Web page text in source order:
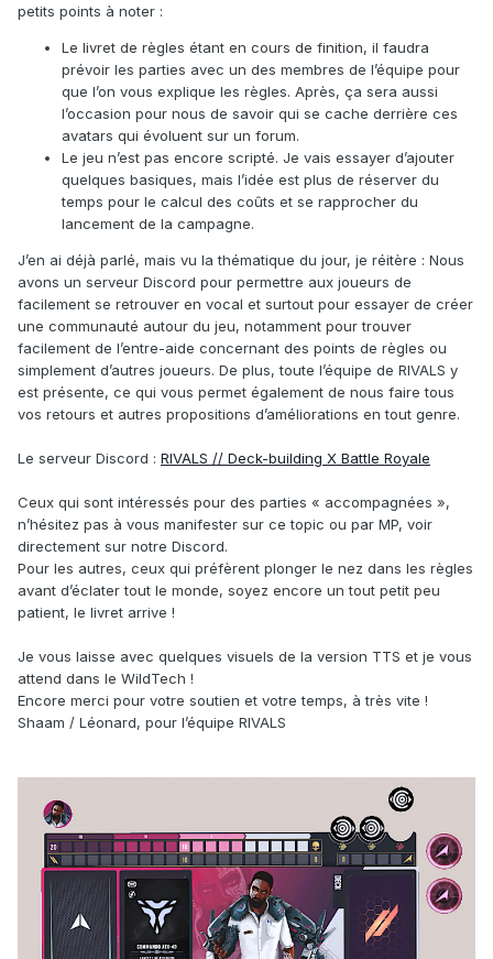
petits points à noter :
Le livret de règles étant en cours de finition, il faudra
prévoir les parties avec un des membres de l’équipe pour
que l’on vous explique les règles. Après, ça sera aussi
l’occasion pour nous de savoir qui se cache derrière ces
avatars qui évoluent sur un forum.
Le jeu n’est pas encore scripté. Je vais essayer d’ajouter
quelques basiques, mais l’idée est plus de réserver du
temps pour le calcul des coûts et se rapprocher du
lancement de la campagne.
J’en ai déjà parlé, mais vu la thématique du jour, je réitère : Nous
avons un serveur Discord pour permettre aux joueurs de
facilement se retrouver en vocal et surtout pour essayer de créer
une communauté autour du jeu, notamment pour trouver
facilement de l’entre-aide concernant des points de règles ou
simplement d’autres joueurs. De plus, toute l’équipe de RIVALS y
est présente, ce qui vous permet également de nous faire tous
vos retours et autres propositions d’améliorations en tout genre.
Le serveur Discord : RIVALS // Deck-building X Battle Royale
Ceux qui sont intéressés pour des parties « accompagnées »,
n’hésitez pas à vous manifester sur ce topic ou par MP, voir
directement sur notre Discord.
Pour les autres, ceux qui préfèrent plonger le nez dans les règles
avant d’éclater tout le monde, soyez encore un tout petit peu
patient, le livret arrive !
Je vous laisse avec quelques visuels de la version TTS et je vous
attend dans le WildTech !
Encore merci pour votre soutien et votre temps, à très vite !
Shaam / Léonard, pour l’équipe RIVALS